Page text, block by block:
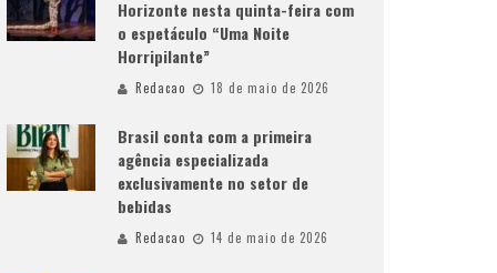
Horizonte nesta quinta-feira com
o espetáculo “Uma Noite
Horripilante”
Redacao 18 de maio de 2026
Brasil conta com a primeira
agência especializada
exclusivamente no setor de
bebidas
Redacao 14 de maio de 2026